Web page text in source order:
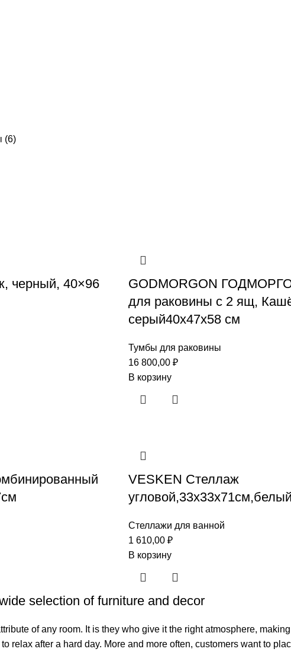
(6)
черный, 40×96
GODMORGON
для раковины с 2 ящ,
серый40x47x58 см
Тумбы для раковины
16 800,00 ₽
В корзину
VESKEN Стеллаж
угловой,33x33x71см,белый
Стеллажи для ванной
1 610,00 ₽
В корзину
selection of furniture and decor
of any room. It is they who give it the right atmosphere,
relax after a hard day. More and more often, customers want to